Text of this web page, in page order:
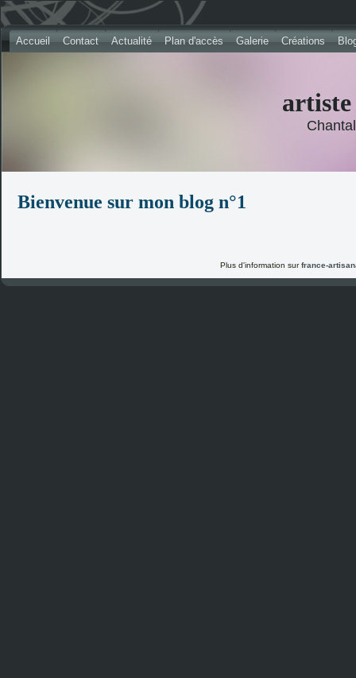
Accueil Contact Actualité Plan d'accès Galerie Créations
Bienvenue sur mon blog n°1
Plus d'information surfrance-